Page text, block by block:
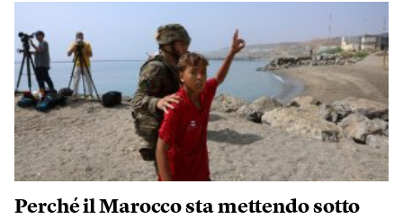
Perché il Marocco sta mettendo sotto